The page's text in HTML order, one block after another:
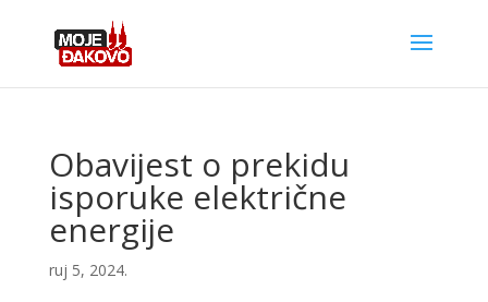
Obavijest o prekidu
isporuke električne
energije
ruj 5, 2024.